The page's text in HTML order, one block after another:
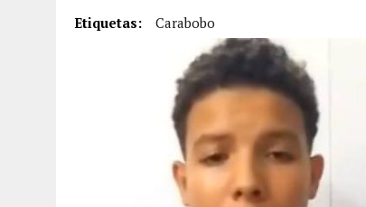
EDIFICIO PETUNIA
Etiquetas: Carabobo